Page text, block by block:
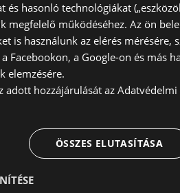
és hasonló technológiákat
megfelelő működéséhez. Az ön
is használunk az elérés mérésére,
Facebookon, a Google-on és más
elemzésére.
adott hozzájárulását az
ÖSSZES ELUTASÍTÁSA